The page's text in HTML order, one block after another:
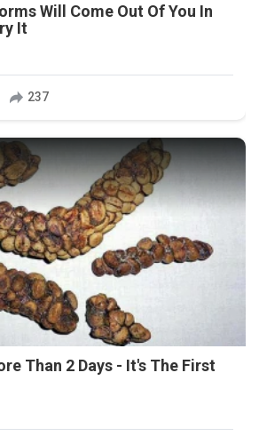
Will Come Out Of You In
It
237
Than 2 Days - It's The First